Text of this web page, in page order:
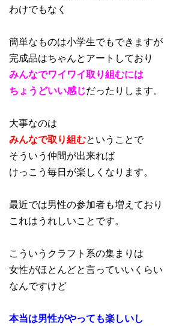
わけでもなく
簡単なものは小学生でもできますが
完成品はちゃんとアートしており
みんなでワイワイ取り組むには
ちょうどいい感じだったりします。
大事なのは
みんなで取り組むということで
そういう仲間が出来れば
けっこう毎日が楽しくなります。
最近では男性の参加者も増えており
これはうれしいことです。
こういうクラフト系の集まりは
女性がほとんどと言っていいくらい
なんですけど
本当は男性がやっても楽しいし